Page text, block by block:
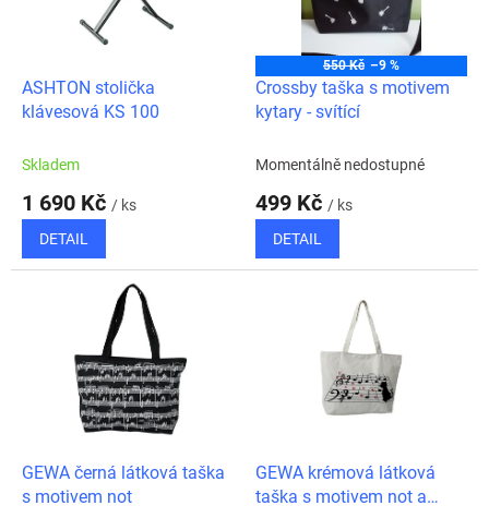
ASHTON stolička
klávesová KS 100
Skladem
1 690 Kč / ks
DETAIL
550 Kč –9 %
Crossby taška s motivem
kytary - svítící
Momentálně nedostupné
499 Kč / ks
DETAIL
GEWA černá látková taška
s motivem not
GEWA krémová látková
taška s motivem not a